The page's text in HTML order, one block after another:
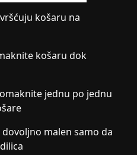
košaru na
košaru dok
jednu po jednu
malen samo da